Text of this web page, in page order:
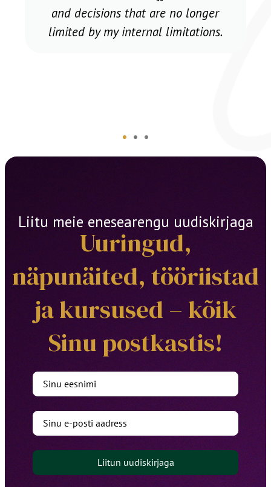
themselves during the whole course.
Let's trust the voice of our heart and
Liitu meie enesearengu uudiskirjaga
Uuringud,
näpunäited, tööriistad
ja kursused – kõik
Sinu postkastis!
Liitun uudiskirjaga